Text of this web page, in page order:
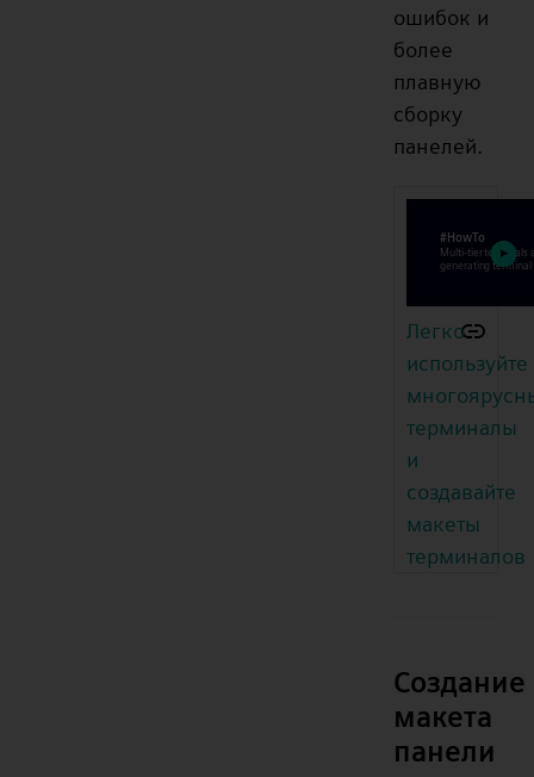
ошибок и
более
плавную
сборку
панелей.
Легко
используйте
терминалы
и
создавайте
макеты
терминалов
Создание
макета
панели